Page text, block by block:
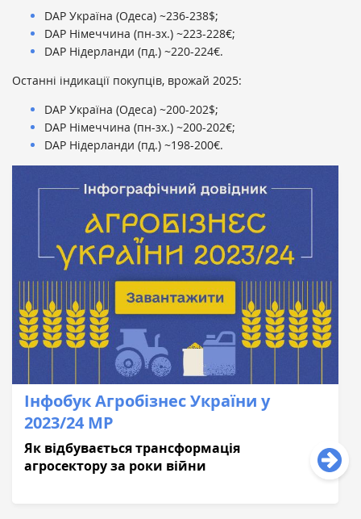
DAP Україна (Одеса) ~236-238$;
DAP Німеччина (пн-зх.) ~223-228€;
DAP Нідерланди (пд.) ~220-224€.
Останні індикації покупців, врожай 2025:
DAP Україна (Одеса) ~200-202$;
DAP Німеччина (пн-зх.) ~200-202€;
DAP Нідерланди (пд.) ~198-200€.
Інфобук Агробізнес України у
2023/24 МР
Як відбувається трансформація
агросектору за роки війни